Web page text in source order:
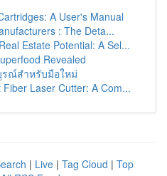
A User's Manual
: The Deta...
Estate Potential: A Sel...
Revealed
ณ์สำหรับมือใหม่
Laser Cutter: A Com...
| Live | Tag Cloud | Top